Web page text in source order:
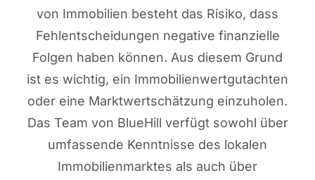
von Immobilien besteht das Risiko, dass
Fehlentscheidungen negative finanzielle
Folgen haben können. Aus diesem Grund
ist es wichtig, ein Immobilienwertgutachten
oder eine Marktwertschätzung einzuholen.
Das Team von BlueHill verfügt sowohl über
umfassende Kenntnisse des lokalen
Immobilienmarktes als auch über